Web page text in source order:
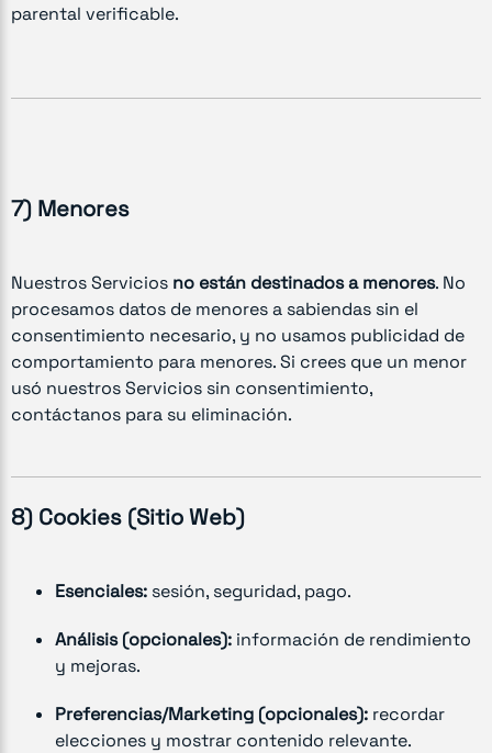
parental verificable.
7) Menores
Nuestros Servicios no están destinados a menores. No
procesamos datos de menores a sabiendas sin el
consentimiento necesario, y no usamos publicidad de
comportamiento para menores. Si crees que un menor
usó nuestros Servicios sin consentimiento,
contáctanos para su eliminación.
8) Cookies (Sitio Web)
Esenciales: sesión, seguridad, pago.
Análisis (opcionales): información de rendimiento
y mejoras.
Preferencias/Marketing (opcionales): recordar
elecciones y mostrar contenido relevante.